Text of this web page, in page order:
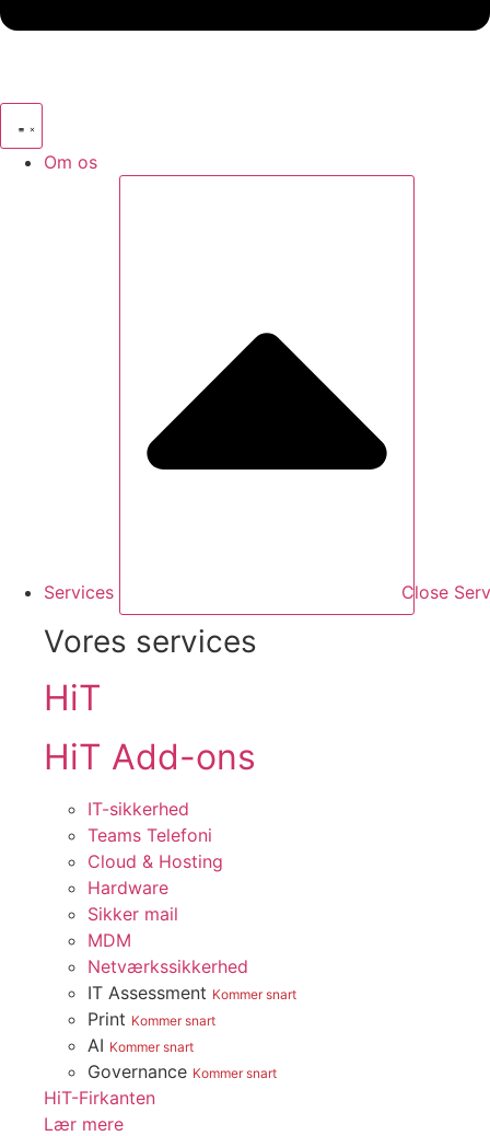
Om os
Services Close
Vores services
HiT
HiT Add-ons
IT-sikkerhed
Teams Telefoni
Cloud & Hosting
Hardware
Sikker mail
MDM
Netværkssikkerhed
IT Assessment Kommer snart
Print Kommer snart
AI Kommer snart
Governance Kommer snart
HiT-Firkanten
Lær mere